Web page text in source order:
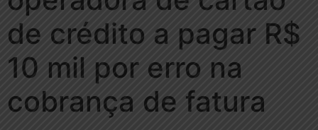
de crédito a pagar R$
10 mil por erro na
cobrança de fatura